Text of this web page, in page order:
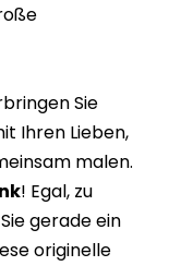
Sie
Ihren Lieben,
malen.
! Egal, zu
gerade ein
originelle